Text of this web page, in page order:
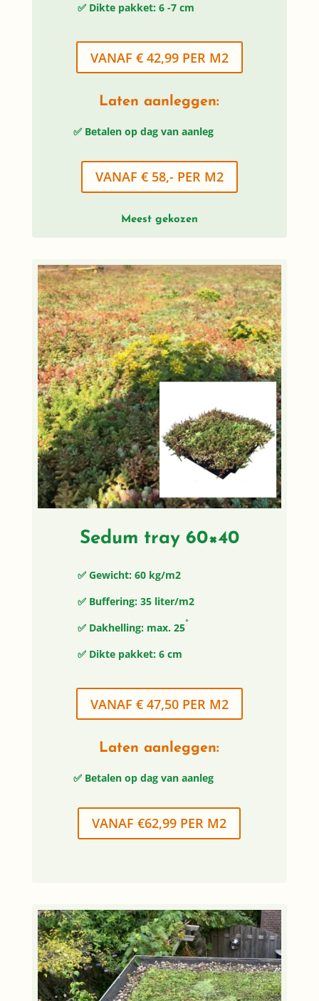
✅ Dikte pakket: 6 -7 cm
VANAF € 42,99 PER M2
Laten aanleggen:
✅ Betalen op dag van aanleg
VANAF € 58,- PER M2
Meest gekozen
Sedum tray 60×40
✅ Gewicht: 60 kg/m2
✅ Buffering: 35 liter/m2
✅ Dakhelling: max. 25
◦
✅ Dikte pakket: 6 cm
VANAF € 47,50 PER M2
Laten aanleggen:
✅ Betalen op dag van aanleg
VANAF €62,99 PER M2